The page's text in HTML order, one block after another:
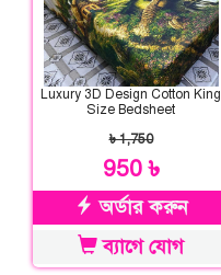
Luxury 3D Design Cotton King
Size Bedsheet
৳ 1,750
950 ৳
অর্ডার করুন
ব্যাগে যোগ